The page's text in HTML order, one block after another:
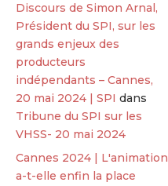
Discours de Simon Arnal,
Président du SPI, sur les
grands enjeux des
producteurs
indépendants – Cannes,
20 mai 2024 | SPI dans
Tribune du SPI sur les
VHSS- 20 mai 2024
Cannes 2024 | L'animation
a-t-elle enfin la place